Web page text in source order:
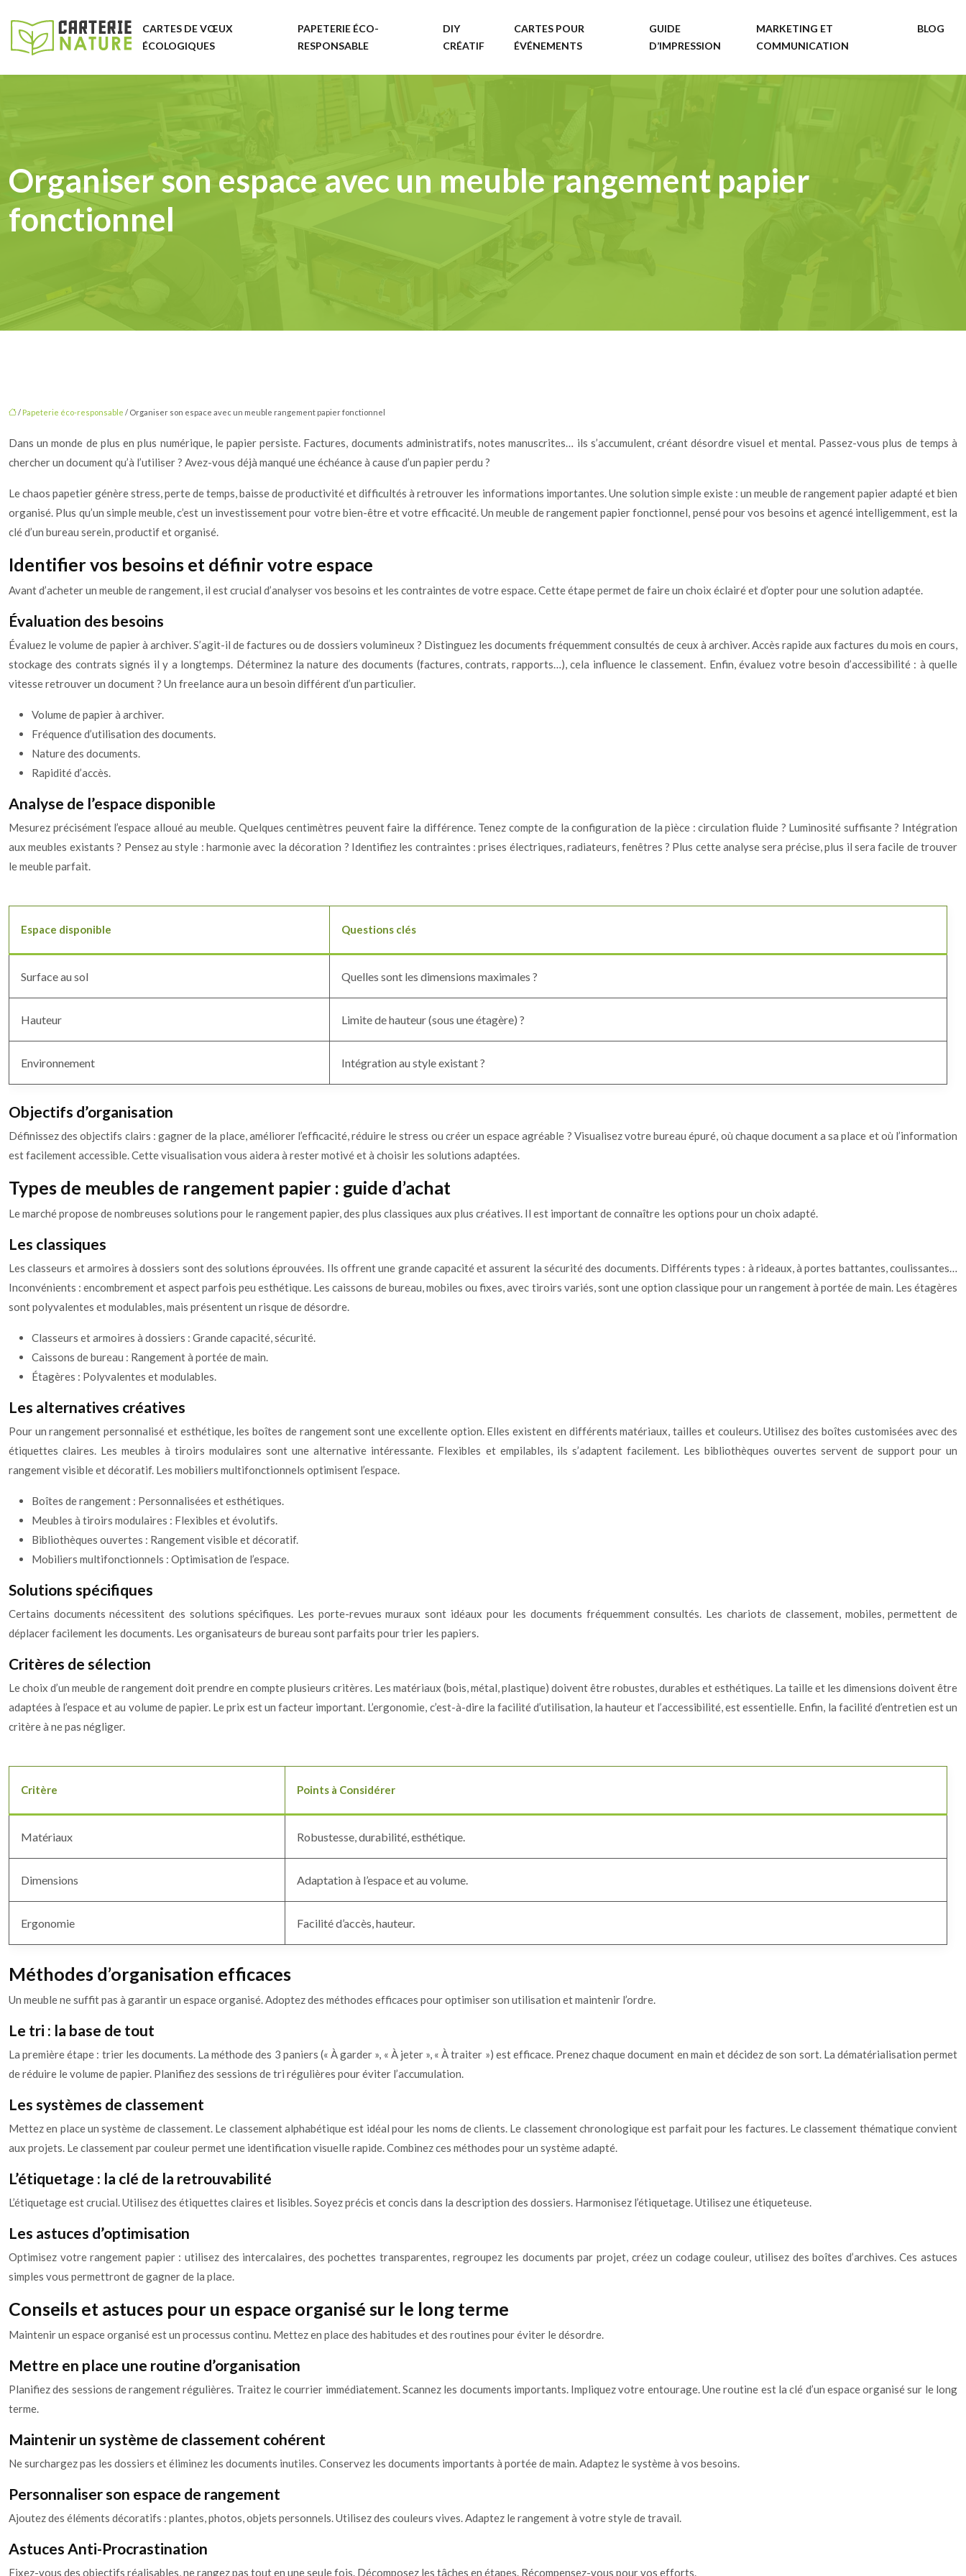
CARTES DE VŒUX
ÉCOLOGIQUES
PAPETERIE ÉCO-
RESPONSABLE
DIY
CRÉATIF
CARTES POUR
ÉVÉNEMENTS
GUIDE
D’IMPRESSION
MARKETING ET
COMMUNICATION
BLOG
Organiser son espace avec un meuble rangement papier
fonctionnel
/ Papeterie éco-responsable / Organiser son espace avec un meuble rangement papier fonctionnel
Dans un monde de plus en plus numérique, le papier persiste. Factures, documents administratifs, notes manuscrites… ils s’accumulent, créant désordre visuel et mental. Passez-vous plus de temps à
chercher un document qu’à l’utiliser ? Avez-vous déjà manqué une échéance à cause d’un papier perdu ?
Le chaos papetier génère stress, perte de temps, baisse de productivité et difficultés à retrouver les informations importantes. Une solution simple existe : un meuble de rangement papier adapté et bien
organisé. Plus qu’un simple meuble, c’est un investissement pour votre bien-être et votre efficacité. Un meuble de rangement papier fonctionnel, pensé pour vos besoins et agencé intelligemment, est la
clé d’un bureau serein, productif et organisé.
Identifier vos besoins et définir votre espace
Avant d’acheter un meuble de rangement, il est crucial d’analyser vos besoins et les contraintes de votre espace. Cette étape permet de faire un choix éclairé et d’opter pour une solution adaptée.
Évaluation des besoins
Évaluez le volume de papier à archiver. S’agit-il de factures ou de dossiers volumineux ? Distinguez les documents fréquemment consultés de ceux à archiver. Accès rapide aux factures du mois en cours,
stockage des contrats signés il y a longtemps. Déterminez la nature des documents (factures, contrats, rapports…), cela influence le classement. Enfin, évaluez votre besoin d’accessibilité : à quelle
vitesse retrouver un document ? Un freelance aura un besoin différent d’un particulier.
Volume de papier à archiver.
Fréquence d’utilisation des documents.
Nature des documents.
Rapidité d’accès.
Analyse de l’espace disponible
Mesurez précisément l’espace alloué au meuble. Quelques centimètres peuvent faire la différence. Tenez compte de la configuration de la pièce : circulation fluide ? Luminosité suffisante ? Intégration
aux meubles existants ? Pensez au style : harmonie avec la décoration ? Identifiez les contraintes : prises électriques, radiateurs, fenêtres ? Plus cette analyse sera précise, plus il sera facile de trouver
le meuble parfait.
Espace disponible Questions clés
Surface au sol Quelles sont les dimensions maximales ?
Hauteur Limite de hauteur (sous une étagère) ?
Environnement Intégration au style existant ?
Objectifs d’organisation
Définissez des objectifs clairs : gagner de la place, améliorer l’efficacité, réduire le stress ou créer un espace agréable ? Visualisez votre bureau épuré, où chaque document a sa place et où l’information
est facilement accessible. Cette visualisation vous aidera à rester motivé et à choisir les solutions adaptées.
Types de meubles de rangement papier : guide d’achat
Le marché propose de nombreuses solutions pour le rangement papier, des plus classiques aux plus créatives. Il est important de connaître les options pour un choix adapté.
Les classiques
Les classeurs et armoires à dossiers sont des solutions éprouvées. Ils offrent une grande capacité et assurent la sécurité des documents. Différents types : à rideaux, à portes battantes, coulissantes…
Inconvénients : encombrement et aspect parfois peu esthétique. Les caissons de bureau, mobiles ou fixes, avec tiroirs variés, sont une option classique pour un rangement à portée de main. Les étagères
sont polyvalentes et modulables, mais présentent un risque de désordre.
Classeurs et armoires à dossiers : Grande capacité, sécurité.
Caissons de bureau : Rangement à portée de main.
Étagères : Polyvalentes et modulables.
Les alternatives créatives
Pour un rangement personnalisé et esthétique, les boîtes de rangement sont une excellente option. Elles existent en différents matériaux, tailles et couleurs. Utilisez des boîtes customisées avec des
étiquettes claires. Les meubles à tiroirs modulaires sont une alternative intéressante. Flexibles et empilables, ils s’adaptent facilement. Les bibliothèques ouvertes servent de support pour un
rangement visible et décoratif. Les mobiliers multifonctionnels optimisent l’espace.
Boîtes de rangement : Personnalisées et esthétiques.
Meubles à tiroirs modulaires : Flexibles et évolutifs.
Bibliothèques ouvertes : Rangement visible et décoratif.
Mobiliers multifonctionnels : Optimisation de l’espace.
Solutions spécifiques
Certains documents nécessitent des solutions spécifiques. Les porte-revues muraux sont idéaux pour les documents fréquemment consultés. Les chariots de classement, mobiles, permettent de
déplacer facilement les documents. Les organisateurs de bureau sont parfaits pour trier les papiers.
Critères de sélection
Le choix d’un meuble de rangement doit prendre en compte plusieurs critères. Les matériaux (bois, métal, plastique) doivent être robustes, durables et esthétiques. La taille et les dimensions doivent être
adaptées à l’espace et au volume de papier. Le prix est un facteur important. L’ergonomie, c’est-à-dire la facilité d’utilisation, la hauteur et l’accessibilité, est essentielle. Enfin, la facilité d’entretien est un
critère à ne pas négliger.
Critère Points à Considérer
Matériaux Robustesse, durabilité, esthétique.
Dimensions Adaptation à l’espace et au volume.
Ergonomie Facilité d’accès, hauteur.
Méthodes d’organisation efficaces
Un meuble ne suffit pas à garantir un espace organisé. Adoptez des méthodes efficaces pour optimiser son utilisation et maintenir l’ordre.
Le tri : la base de tout
La première étape : trier les documents. La méthode des 3 paniers (« À garder », « À jeter », « À traiter ») est efficace. Prenez chaque document en main et décidez de son sort. La dématérialisation permet
de réduire le volume de papier. Planifiez des sessions de tri régulières pour éviter l’accumulation.
Les systèmes de classement
Mettez en place un système de classement. Le classement alphabétique est idéal pour les noms de clients. Le classement chronologique est parfait pour les factures. Le classement thématique convient
aux projets. Le classement par couleur permet une identification visuelle rapide. Combinez ces méthodes pour un système adapté.
L’étiquetage : la clé de la retrouvabilité
L’étiquetage est crucial. Utilisez des étiquettes claires et lisibles. Soyez précis et concis dans la description des dossiers. Harmonisez l’étiquetage. Utilisez une étiqueteuse.
Les astuces d’optimisation
Optimisez votre rangement papier : utilisez des intercalaires, des pochettes transparentes, regroupez les documents par projet, créez un codage couleur, utilisez des boîtes d’archives. Ces astuces
simples vous permettront de gagner de la place.
Conseils et astuces pour un espace organisé sur le long terme
Maintenir un espace organisé est un processus continu. Mettez en place des habitudes et des routines pour éviter le désordre.
Mettre en place une routine d’organisation
Planifiez des sessions de rangement régulières. Traitez le courrier immédiatement. Scannez les documents importants. Impliquez votre entourage. Une routine est la clé d’un espace organisé sur le long
terme.
Maintenir un système de classement cohérent
Ne surchargez pas les dossiers et éliminez les documents inutiles. Conservez les documents importants à portée de main. Adaptez le système à vos besoins.
Personnaliser son espace de rangement
Ajoutez des éléments décoratifs : plantes, photos, objets personnels. Utilisez des couleurs vives. Adaptez le rangement à votre style de travail.
Astuces Anti-Procrastination
Fixez-vous des objectifs réalisables, ne rangez pas tout en une seule fois. Décomposez les tâches en étapes. Récompensez-vous pour vos efforts.